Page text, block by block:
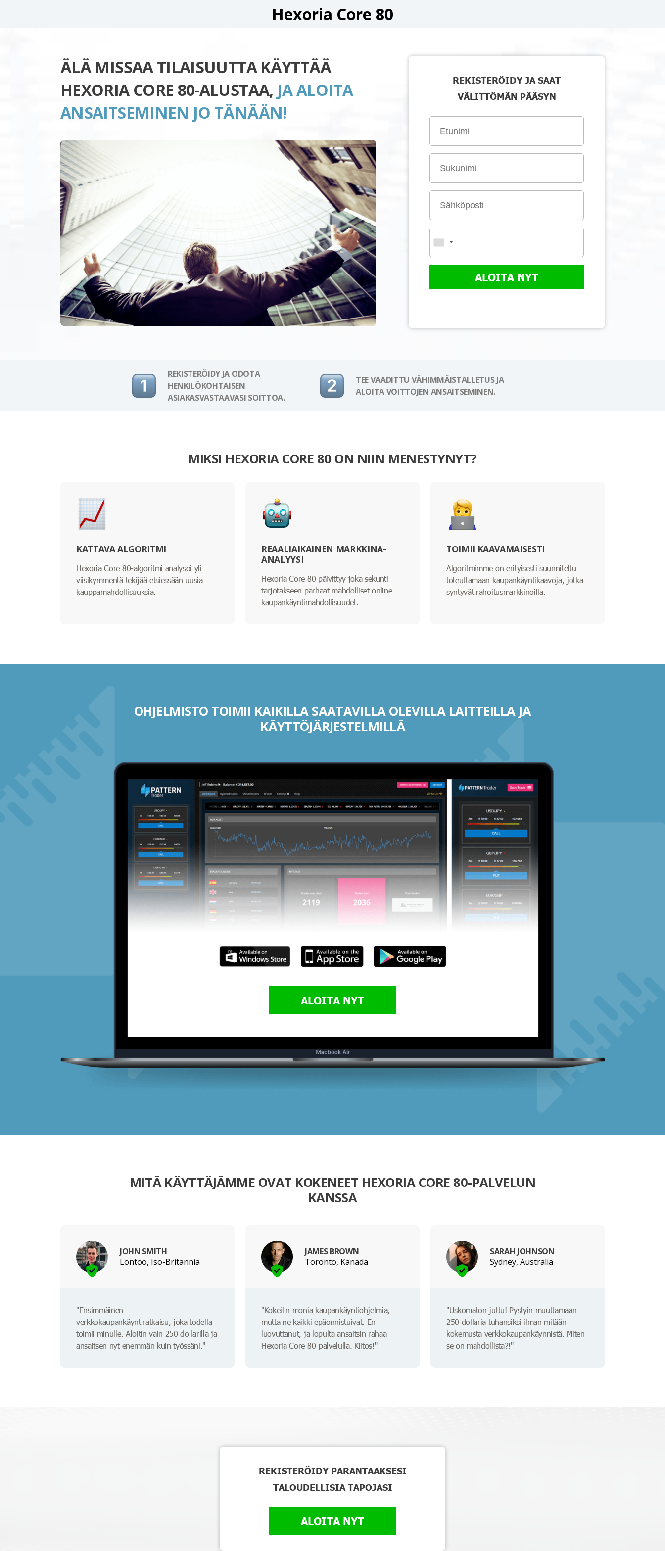
Hexoria Core 80
ÄLÄ MISSAA TILAISUUTTA KÄYTTÄÄ
HEXORIA CORE 80-ALUSTAA, JA ALOITA
ANSAITSEMINEN JO TÄNÄÄN!
REKISTERÖIDY JA SAAT
VÄLITTÖMÄN PÄÄSYN
ALOITA NYT
REKISTERÖIDY JA ODOTA
HENKILÖKOHTAISEN
ASIAKASVASTAAVASI SOITTOA.
TEE VAADITTU VÄHIMMÄISTALLETUS JA
ALOITA VOITTOJEN ANSAITSEMINEN.
MIKSI HEXORIA CORE 80 ON NIIN MENESTYNYT?
KATTAVA ALGORITMI
Hexoria Core 80-algoritmi analysoi yli
viisikymmentä tekijää etsiessään uusia
kauppamahdollisuuksia.
REAALIAIKAINEN MARKKINA-
ANALYYSI
Hexoria Core 80 päivittyy joka sekunti
tarjotakseen parhaat mahdolliset online-
kaupankäyntimahdollisuudet.
TOIMII KAAVAMAISESTI
Algoritmimme on erityisesti suunniteltu
toteuttamaan kaupankäyntikaavoja, jotka
syntyvät rahoitusmarkkinoilla.
OHJELMISTO TOIMII KAIKILLA SAATAVILLA OLEVILLA LAITTEILLA JA
KÄYTTÖJÄRJESTELMILLÄ
ALOITA NYT
MITÄ KÄYTTÄJÄMME OVAT KOKENEET HEXORIA CORE 80-PALVELUN
KANSSA
JOHN SMITH
Lontoo, Iso-Britannia
"Ensimmäinen
verkkokaupankäyntiratkaisu, joka todella
toimii minulle. Aloitin vain 250 dollarilla ja
ansaitsen nyt enemmän kuin työssäni."
JAMES BROWN
Toronto, Kanada
"Kokeilin monia kaupankäyntiohjelmia,
mutta ne kaikki epäonnistuivat. En
luovuttanut, ja lopulta ansaitsin rahaa
Hexoria Core 80-palvelulla. Kiitos!"
SARAH JOHNSON
Sydney, Australia
"Uskomaton juttu! Pystyin muuttamaan
250 dollaria tuhansiksi ilman mitään
kokemusta verkkokaupankäynnistä. Miten
se on mahdollista?!"
REKISTERÖIDY PARANTAAKSESI
TALOUDELLISIA TAPOJASI
ALOITA NYT